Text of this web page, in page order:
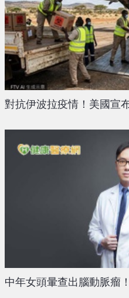
對抗伊波拉疫情！美國宣
中年女頭暈查出腦動脈